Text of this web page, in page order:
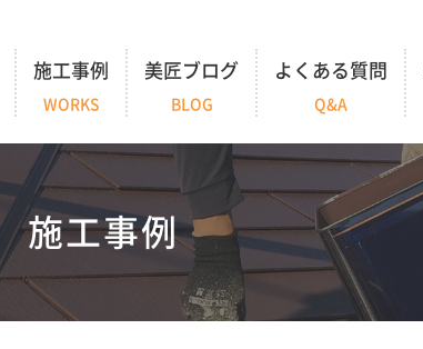
施工事例
WORKS
美匠ブログ
BLOG
よくある質問
Q&A
施工事例